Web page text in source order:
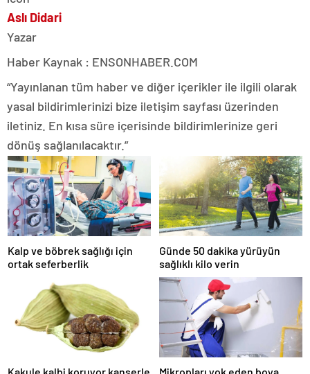
Aslı Didari
Yazar
Haber Kaynak : ENSONHABER.COM
“Yayınlanan tüm haber ve diğer içerikler ile ilgili olarak
yasal bildirimlerinizi bize iletişim sayfası üzerinden
iletiniz. En kısa süre içerisinde bildirimlerinize geri
dönüş sağlanılacaktır.”
Kalp ve böbrek sağlığı için
ortak seferberlik
Günde 50 dakika yürüyün
sağlıklı kilo verin